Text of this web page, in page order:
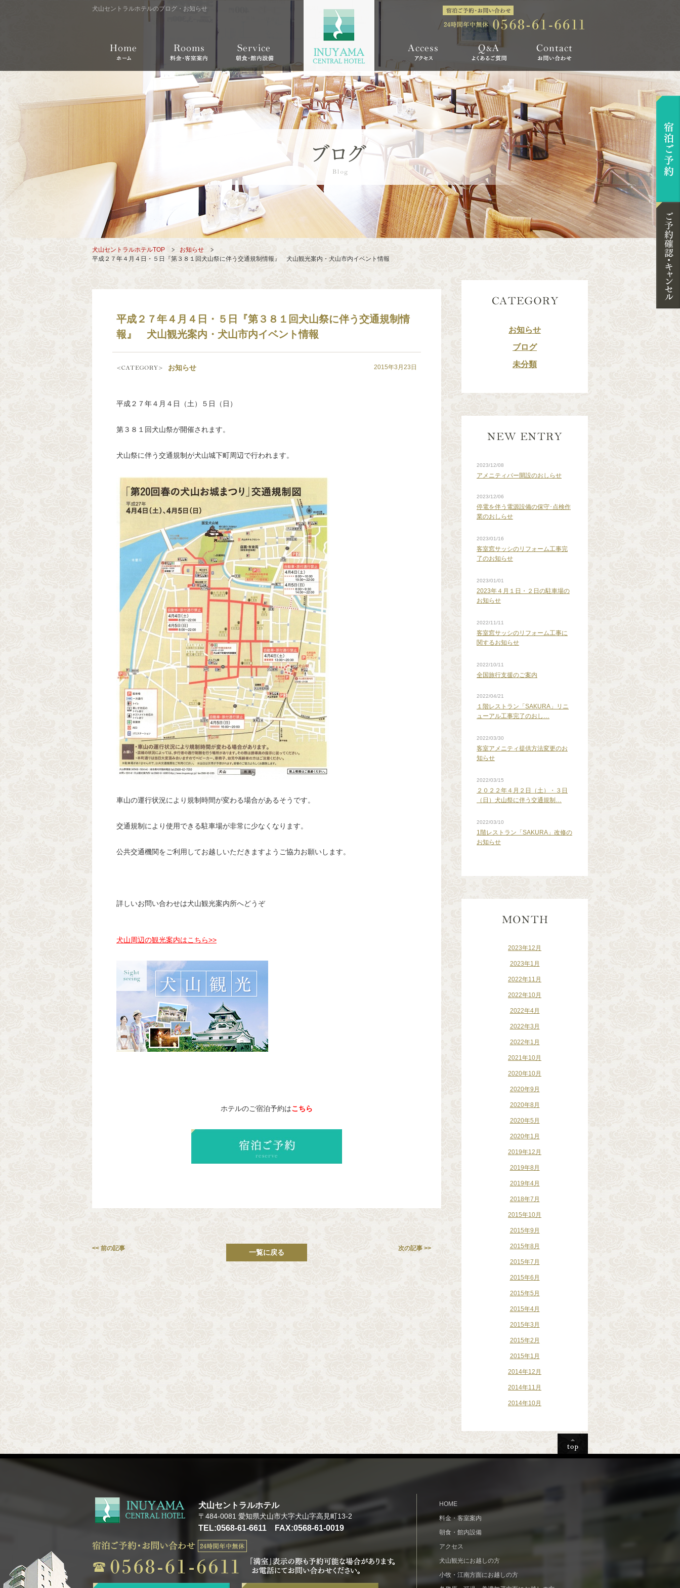
犬山セントラルホテルのブログ・お知らせ
犬山セントラルホテルTOP
お知らせ
平成２７年４月４日・５日『第３８１回犬山祭に伴う交通規制情報』 犬山観光案内・犬山市内イベント情報
平成２７年４月４日・５日『第３８１回犬山祭に伴う交通規制情
報』 犬山観光案内・犬山市内イベント情報
お知らせ 2015年3月23日
平成２７年４月４日（土）５日（日）
第３８１回犬山祭が開催されます。
犬山祭に伴う交通規制が犬山城下町周辺で行われます。
車山の運行状況により規制時間が変わる場合があるそうです。
交通規制により使用できる駐車場が非常に少なくなります。
公共交通機関をご利用してお越しいただきますようご協力お願いします。
詳しいお問い合わせは犬山観光案内所へどうぞ
犬山周辺の観光案内はこちら>>
ホテルのご宿泊予約はこちら
<< 前の記事 次の記事 >>
一覧に戻る
お知らせ
ブログ
未分類
2023/12/08
アメニティバー開設のおしらせ
2023/12/06
停電を伴う電源設備の保守･点検作
業のおしらせ
2023/01/16
客室窓サッシのリフォーム工事完
了のお知らせ
2023/01/01
2023年４月１日・２日の駐車場の
お知らせ
2022/11/11
客室窓サッシのリフォーム工事に
関するお知らせ
2022/10/11
全国旅行支援のご案内
2022/04/21
１階レストラン「SAKURA」リニ
ューアル工事完了のおし…
2022/03/30
客室アメニティ提供方法変更のお
知らせ
2022/03/15
２０２２年４月２日（土）・３日
（日）犬山祭に伴う交通規制…
2022/03/10
1階レストラン「SAKURA」改修の
お知らせ
2023年12月
2023年1月
2022年11月
2022年10月
2022年4月
2022年3月
2022年1月
2021年10月
2020年10月
2020年9月
2020年8月
2020年5月
2020年1月
2019年12月
2019年8月
2019年4月
2018年7月
2015年10月
2015年9月
2015年8月
2015年7月
2015年6月
2015年5月
2015年4月
2015年3月
2015年2月
2015年1月
2014年12月
2014年11月
2014年10月
犬山セントラルホテル
〒484-0081 愛知県犬山市大字犬山字高見町13-2
TEL:0568-61-6611 FAX:0568-61-0019
HOME
料金・客室案内
朝食・館内設備
アクセス
犬山観光にお越しの方
小牧・江南方面にお越しの方